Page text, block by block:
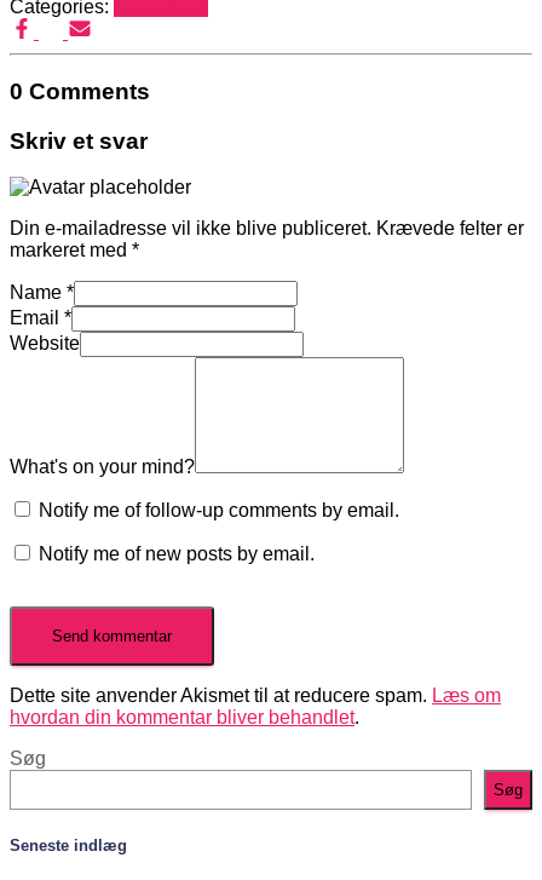
Categories:
0 Comments
Skriv et svar
Din e-mailadresse vil ikke blive publiceret. Krævede felter er
markeret med *
Name *
Email *
Website
What's on your mind?
Notify me of follow-up comments by email.
Notify me of new posts by email.
Dette site anvender Akismet til at reducere spam. Læs om
hvordan din kommentar bliver behandlet.
Søg
Søg
Seneste indlæg